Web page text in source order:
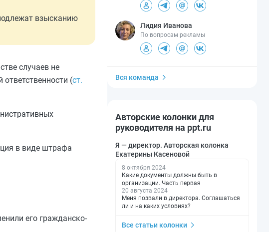
взысканию
случаев не
(ст.
в виде штрафа
его гражданско-
Лидия Иванова
По вопросам рекламы
Вся команда
Авторские колонки для
руководителя на ppt.ru
Я — директор. Авторская колонка
Екатерины Касеновой
8 октября 2024
Какие документы должны быть в
организации. Часть первая
20 августа 2024
Меня позвали в директора. Соглашаться
ли и на каких условиях?
Все статьи колонки